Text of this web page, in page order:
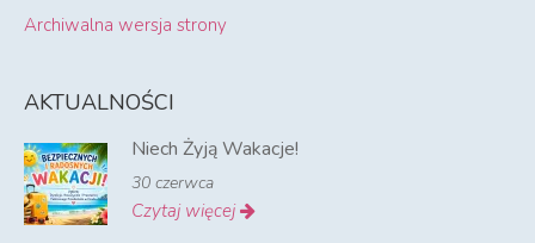
Archiwalna wersja strony
AKTUALNOŚCI
Niech Żyją Wakacje!
30 czerwca
Czytaj więcej